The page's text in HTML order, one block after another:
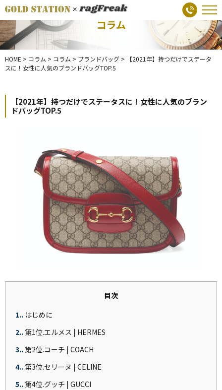
コラム
HOME > コラム > コラム > ブランドバッグ >
【2021年】持つだけでステータ
スに！女性に人気のブランドバッグTOP.5
【2021年】持つだけでステータスに！女性に人気のブラン
ドバッグTOP.5
目次
1. はじめに
2. 第1位.エルメス | HERMES
3. 第2位.コーチ | COACH
4. 第3位.セリーヌ | CELINE
5. 第4位.グッチ | GUCCI